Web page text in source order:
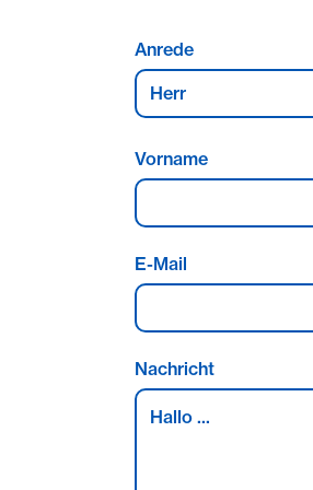
Ausstattung
- 2 Loggien
- Gäste-WC
- Kellerabteil
- TG-Stellplatz
Sonstiges
Die Koengeter &
Fahrlässigkeit. Im
Anrede
Vorname
E-Mail
Nachricht